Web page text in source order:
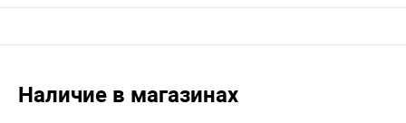
Наличие в магазинах